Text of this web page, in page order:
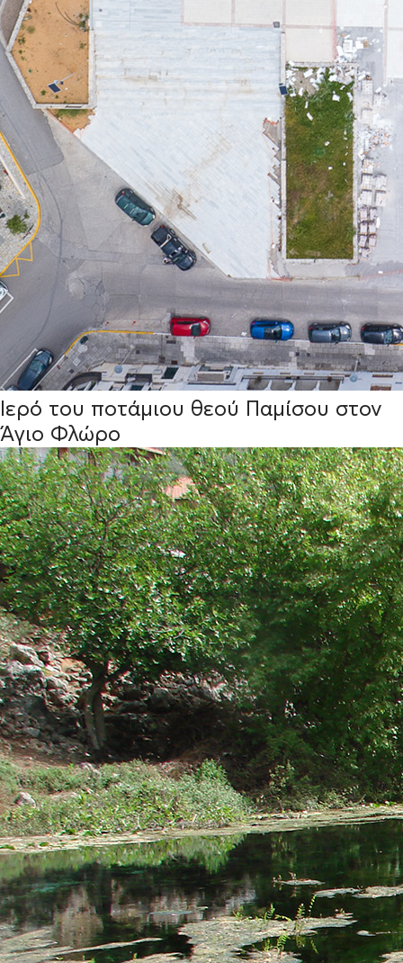
Ιερό του ποτάμιου θεού Παμίσου στον
Άγιο Φλώρο